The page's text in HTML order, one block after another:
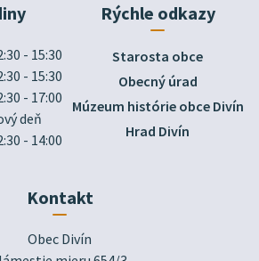
- 15:30
- 15:30
- 17:00
deň
- 14:00
Rýchle odkazy
Starosta obce
Obecný úrad
Múzeum histórie obce Divín
Hrad Divín
Kontakt
Obec Divín